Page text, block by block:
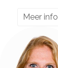
Meer info